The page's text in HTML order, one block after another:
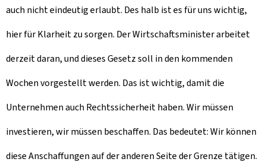
auch nicht eindeutig erlaubt. Des halb ist es für uns wichtig,
hier für Klarheit zu sorgen. Der Wirtschaftsminister arbeitet
derzeit daran, und dieses Gesetz soll in den kommenden
Wochen vorgestellt werden. Das ist wichtig, damit die
Unternehmen auch Rechtssicherheit haben. Wir müssen
investieren, wir müssen beschaffen. Das bedeutet: Wir können
diese Anschaffungen auf der anderen Seite der Grenze tätigen.